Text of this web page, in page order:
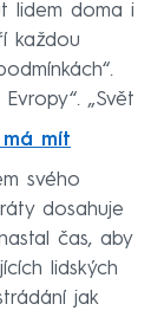
lidem doma i
každou
„Svět
mít
svého
dosahuje
čas, aby
lidských
jak